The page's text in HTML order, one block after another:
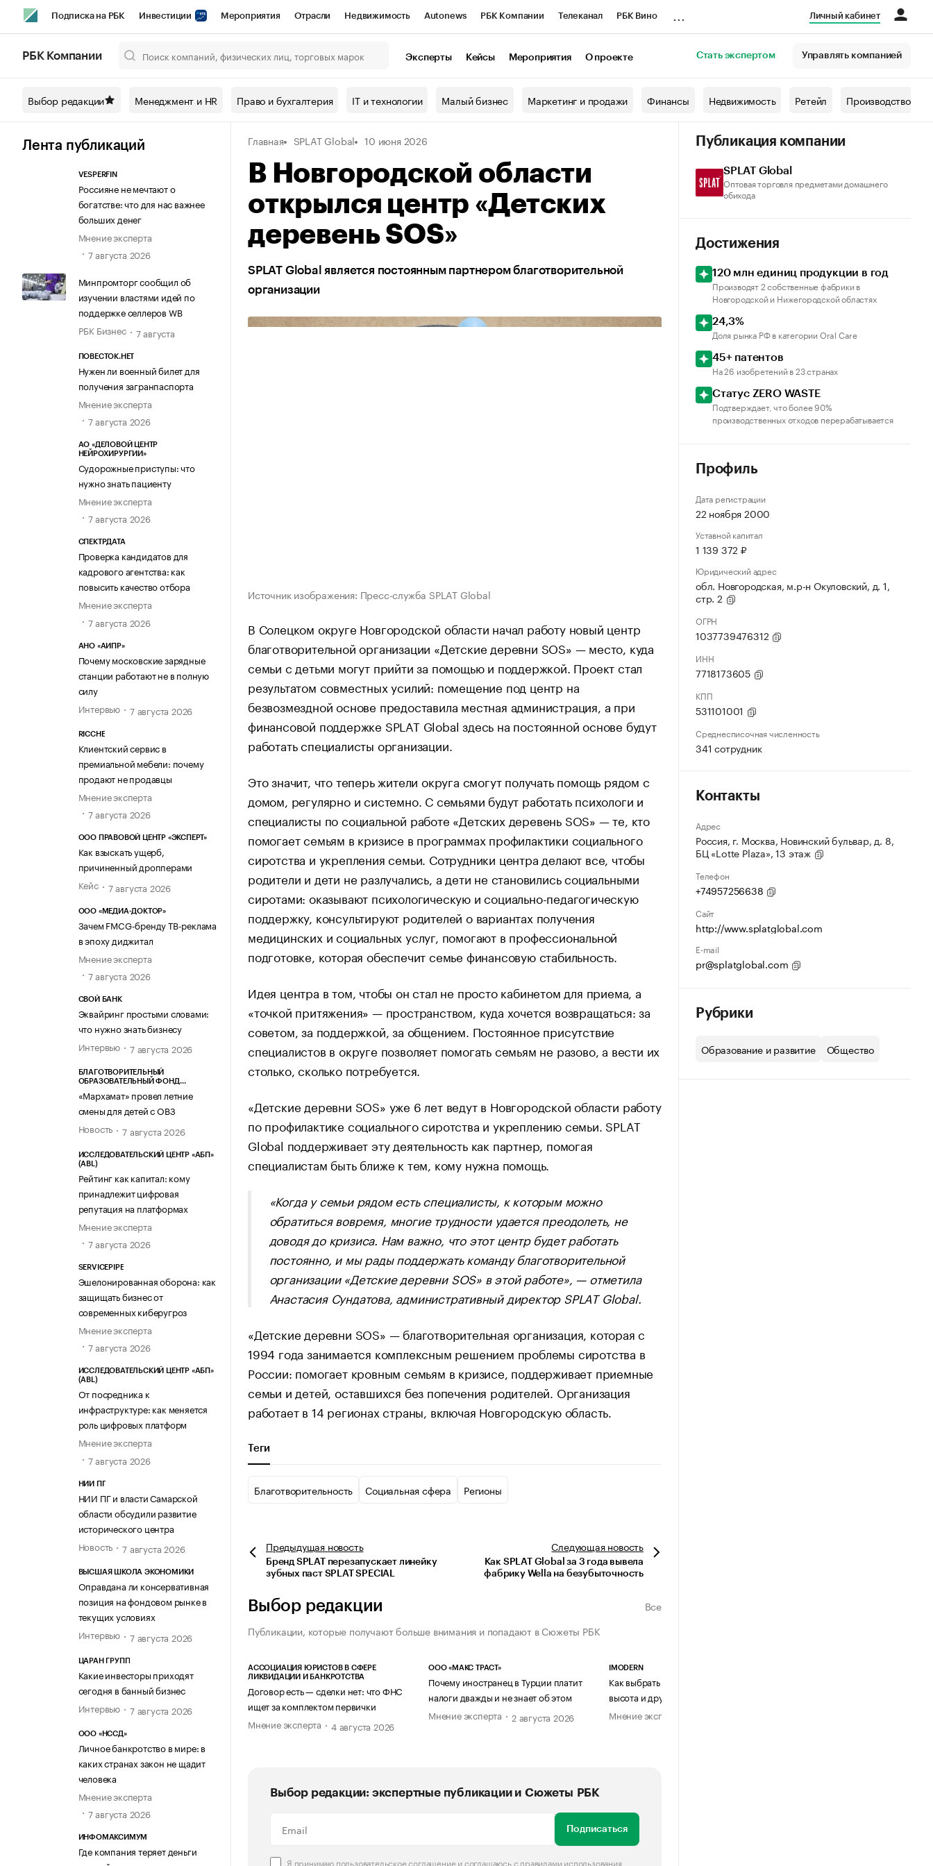
Подписка на РБК Инвестиции Мероприятия Отрасли Недвижимость Autonews РБК Компании Телеканал РБК Вино
Спецпроекты СПб Конференции СПб Спецпроекты Проверка контрагентов
Технологии и медиа Рынок наличной валюты
Личный кабинет
РБК Компании Эксперты Кейсы Мероприятия О проекте Стать экспертом Управлять компанией
Выбор редакции Менеджмент и HR Право и бухгалтерия IT и технологии Малый бизнес Маркетинг и продажи Финансы Недвижимость Ретейл Производство
Лента публикаций
VESPERFIN
Россияне не мечтают о
богатстве: что для нас важнее
больших денег
Мнение эксперта
7 августа 2026
Минпромторг сообщил об
изучении властями идей по
поддержке селлеров WB
РБК Бизнес
7 августа
ПОВЕСТОК.НЕТ
Нужен ли военный билет для
получения загранпаспорта
Мнение эксперта
7 августа 2026
АО «ДЕЛОВОЙ ЦЕНТР
НЕЙРОХИРУРГИИ»
Судорожные приступы: что
нужно знать пациенту
Мнение эксперта
7 августа 2026
СПЕКТРДАТА
Проверка кандидатов для
кадрового агентства: как
повысить качество отбора
Мнение эксперта
7 августа 2026
АНО «АИПР»
Почему московские зарядные
станции работают не в полную
силу
Интервью
7 августа 2026
RICCHE
Клиентский сервис в
премиальной мебели: почему
продают не продавцы
Мнение эксперта
7 августа 2026
ООО ПРАВОВОЙ ЦЕНТР «ЭКСПЕРТ»
Как взыскать ущерб,
причиненный дропперами
Кейс
7 августа 2026
ООО «МЕДИА-ДОКТОР»
Зачем FMCG-бренду ТВ-реклама
в эпоху диджитал
Мнение эксперта
7 августа 2026
СВОЙ БАНК
Эквайринг простыми словами:
что нужно знать бизнесу
Интервью
7 августа 2026
БЛАГОТВОРИТЕЛЬНЫЙ
ОБРАЗОВАТЕЛЬНЫЙ ФОНД
«Мархамат» провел летние
смены для детей с ОВЗ
Новость
7 августа 2026
ИССЛЕДОВАТЕЛЬСКИЙ ЦЕНТР «АБП»
(ABL)
Рейтинг как капитал: кому
принадлежит цифровая
репутация на платформах
Мнение эксперта
7 августа 2026
SERVICEPIPE
Эшелонированная оборона: как
защищать бизнес от
современных киберугроз
Мнение эксперта
7 августа 2026
ИССЛЕДОВАТЕЛЬСКИЙ ЦЕНТР «АБП»
(ABL)
От посредника к
инфраструктуре: как меняется
роль цифровых платформ
Мнение эксперта
7 августа 2026
НИИ ПГ
НИИ ПГ и власти Самарской
области обсудили развитие
исторического центра
Новость
7 августа 2026
ВЫСШАЯ ШКОЛА ЭКОНОМИКИ
Оправдана ли консервативная
позиция на фондовом рынке в
текущих условиях
Интервью
7 августа 2026
ЦАРАН ГРУПП
Какие инвесторы приходят
сегодня в банный бизнес
Интервью
7 августа 2026
ООО «НССД»
Личное банкротство в мире: в
каких странах закон не щадит
человека
Мнение эксперта
7 августа 2026
ИНФОМАКСИМУМ
Где компания теряет деньги
Главная SPLAT Global 10 июня 2026
В Новгородской области
открылся центр «Детских
деревень SOS»
SPLAT Global является постоянным партнером благотворительной
организации
Источник изображения: Пресс-служба SPLAT Global
В Солецком округе Новгородской области начал работу новый центр
благотворительной организации «Детские деревни SOS» — место, куда
семьи с детьми могут прийти за помощью и поддержкой. Проект стал
результатом совместных усилий: помещение под центр на
безвозмездной основе предоставила местная администрация, а при
финансовой поддержке SPLAT Global здесь на постоянной основе будут
работать специалисты организации.
Это значит, что теперь жители округа смогут получать помощь рядом с
домом, регулярно и системно. С семьями будут работать психологи и
специалисты по социальной работе «Детских деревень SOS» — те, кто
помогает семьям в кризисе в программах профилактики социального
сиротства и укрепления семьи. Сотрудники центра делают все, чтобы
родители и дети не разлучались, а дети не становились социальными
сиротами: оказывают психологическую и социально-педагогическую
поддержку, консультируют родителей о вариантах получения
медицинских и социальных услуг, помогают в профессиональной
подготовке, которая обеспечит семье финансовую стабильность.
Идея центра в том, чтобы он стал не просто кабинетом для приема, а
«точкой притяжения» — пространством, куда хочется возвращаться: за
советом, за поддержкой, за общением. Постоянное присутствие
специалистов в округе позволяет помогать семьям не разово, а вести их
столько, сколько потребуется.
«Детские деревни SOS» уже 6 лет ведут в Новгородской области работу
по профилактике социального сиротства и укреплению семьи. SPLAT
Global поддерживает эту деятельность как партнер, помогая
специалистам быть ближе к тем, кому нужна помощь.
«Когда у семьи рядом есть специалисты, к которым можно
обратиться вовремя, многие трудности удается преодолеть, не
доводя до кризиса. Нам важно, что этот центр будет работать
постоянно, и мы рады поддержать команду благотворительной
организации «Детские деревни SOS» в этой работе», — отметила
Анастасия Сундатова, административный директор SPLAT Global.
«Детские деревни SOS» — благотворительная организация, которая с
1994 года занимается комплексным решением проблемы сиротства в
России: помогает кровным семьям в кризисе, поддерживает приемные
семьи и детей, оставшихся без попечения родителей. Организация
работает в 14 регионах страны, включая Новгородскую область.
Теги
Благотворительность Социальная сфера Регионы
Предыдущая новость
Бренд SPLAT перезапускает линейку
зубных паст SPLAT SPECIAL
Следующаяновость
Как SPLAT Global за 3 года вывела
фабрику Wella на безубыточность
Выбор редакции
Все
Публикации, которые получают больше внимания и попадают в Сюжеты РБК
АССОЦИАЦИЯ ЮРИСТОВ В СФЕРЕ
ЛИКВИДАЦИИ И БАНКРОТСТВА
Договор есть — сделки нет: что ФНС
ищет за комплектом первички
Мнение эксперта
4 августа 2026
ООО «МАКС ТРАСТ»
Почему иностранец в Турции платит
налоги дважды и не знает об этом
Мнение эксперта
2 августа 2026
IMODERN
Как выбрать журнальный столик:
высота и другие ключевые параметры
Мнение эксперта
Выбор редакции: экспертные публикации и Сюжеты РБК
Подписаться
Я принимаю пользовательское соглашениеи соглашаюсь с правилами использования
Публикация компании
SPLAT Global
Оптовая торговля предметами домашнего
обихода
Достижения
120 млн единиц продукции в год
Производят 2 собственные фабрики в
Новгородской и Нижегородской областях
24,3%
Доля рынка РФ в категории Oral Care
45+ патентов
На 26 изобретений в 23 странах
Статус ZERO WASTE
Подтверждает, что более 90%
производственных отходов перерабатывается
Профиль
Дата регистрации
22 ноября 2000
Уставной капитал
1 139 372 ₽
Юридический адрес
обл. Новгородская, м.р-н Окуловский, д. 1,
стр. 2
ОГРН
1037739476312
ИНН
7718173605
КПП
531101001
Среднесписочная численность
341 сотрудник
Контакты
Адрес
Россия, г. Москва, Новинский бульвар, д. 8,
БЦ «Lotte Plaza», 13 этаж
Телефон
+74957256638
Сайт
http://www.splatglobal.com
E-mail
pr@splatglobal.com
Рубрики
Образование и развитие Общество